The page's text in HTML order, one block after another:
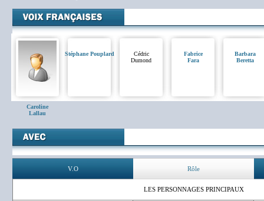
Caroline
Lallau
Stéphane Pouplard
Cédric
Dumond
Fabrice
Fara
Barbara
Beretta
V.O Rôle
LES PERSONNAGES PRINCIPAUX